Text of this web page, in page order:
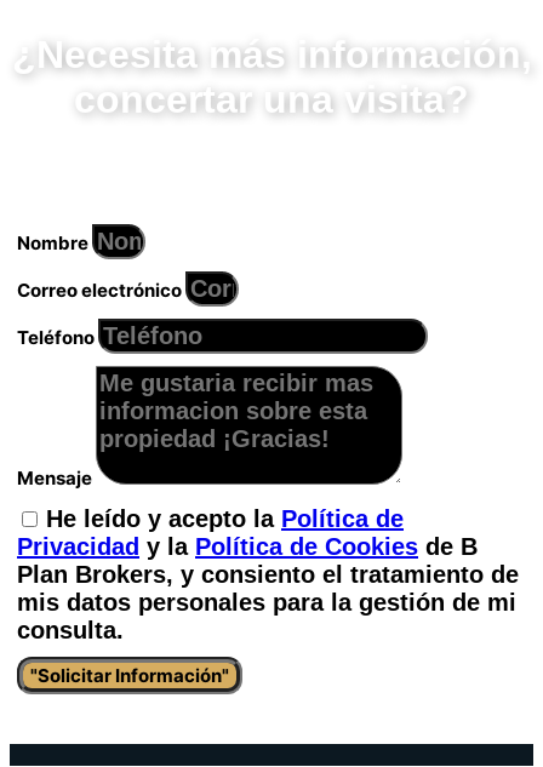
¿Necesita más información,
concertar una visita?
Nombre
Correo electrónico
Teléfono
Mensaje
He leído y acepto la Política de
Privacidad y la Política de Cookies de B
Plan Brokers, y consiento el tratamiento de
mis datos personales para la gestión de mi
consulta.
"Solicitar Información"